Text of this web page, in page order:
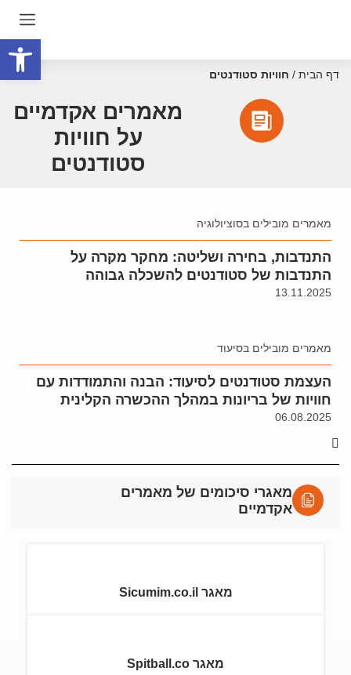
דף הבית / חוויות סטודנטים
מאמרים אקדמיים
על חוויות
סטודנטים
מאמרים מובילים בסוציולוגיה
התנדבות, בחירה ושליטה: מחקר מקרה על
התנדבות של סטודנטים להשכלה גבוהה
13.11.2025
מאמרים מובילים בסיעוד
העצמת סטודנטים לסיעוד: הבנה והתמודדות עם
חוויות של בריונות במהלך ההכשרה הקלינית
06.08.2025
מאגרי סיכומים של מאמרים
אקדמיים
מאגר Sicumim.co.il
מאגר Spitball.co
פתח